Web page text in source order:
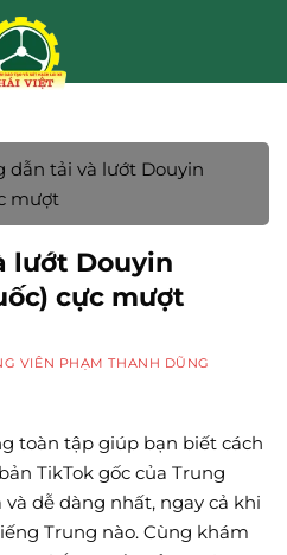
dẫn tải và lướt Douyin
mượt
lướt Douyin
cực mượt
VIÊN PHẠM THANH DŨNG
toàn tập giúp bạn biết cách
TikTok gốc của Trung
dễ dàng nhất, ngay cả khi
Trung nào. Cùng khám